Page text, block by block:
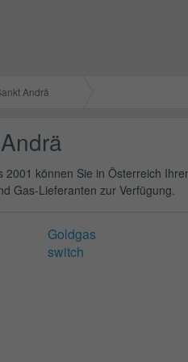
Andrä
können Sie in Österreich
Gas-Lieferanten zur Verfügung.
Goldgas
switch